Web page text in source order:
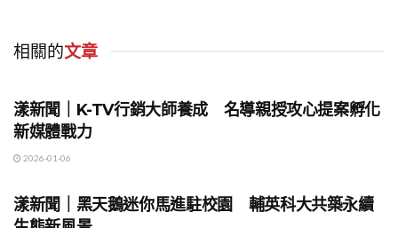
相關的文章
漾新聞｜K-TV行銷大師養成 名導親授攻心提案孵化
新媒體戰力
2026-01-06
漾新聞｜黑天鵝迷你馬進駐校園 輔英科大共築永續